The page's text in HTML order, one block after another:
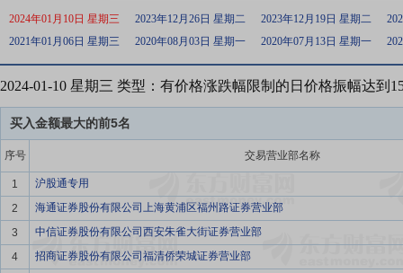
2024年01月10日 星期三 2023年12月26日 星期二 2023年12月19日 星期二
2021年01月06日 星期三
2020年08月03日 星期一 2020年07月13日 星期一
2024-01-10 星期三 类型：有价格涨跌幅限制的日价格振幅达到
买入金额最大的前5名
序号 交易营业部名称
1
沪股通专用
2
海通证券股份有限公司上海黄浦区福州路证券营业部
3
中信证券股份有限公司西安朱雀大街证券营业部
4
招商证券股份有限公司福清侨荣城证券营业部